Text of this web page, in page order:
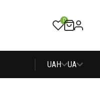
0
UAH UA